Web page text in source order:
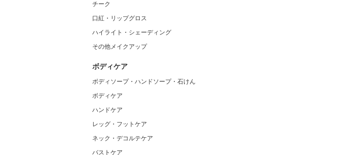
チーク
口紅・リップグロス
ハイライト・シェーディング
その他メイクアップ
ボディケア
ボディソープ・ハンドソープ・石けん
ボディケア
ハンドケア
レッグ・フットケア
ネック・デコルテケア
バストケア